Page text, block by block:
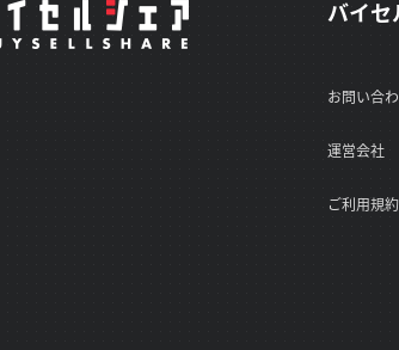
バイセ
お問い合
運営会社
ご利用規約